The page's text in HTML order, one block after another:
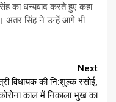
का धन्यवाद करते हुए कहा
अतर सिंह ने उन्हें आगे भी
Next
विधायक की नि:शुल्क रसोई,
काल में निकाला भुख का